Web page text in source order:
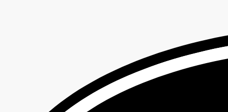
テキスタイルウェア